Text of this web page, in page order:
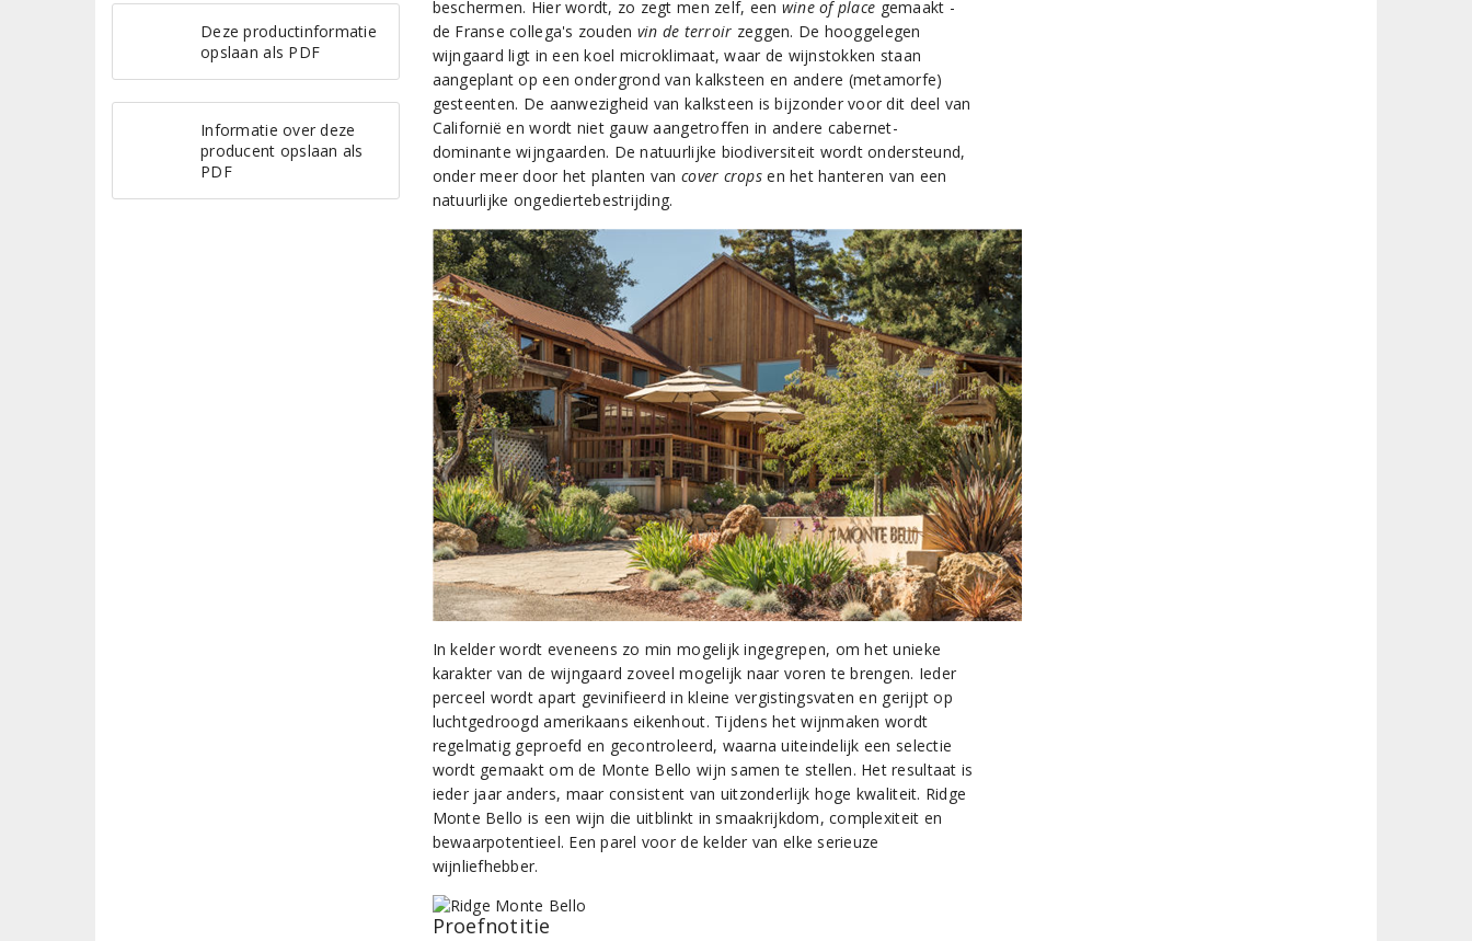
Deze productinformatie
opslaan als PDF
Informatie over deze
producent opslaan als
PDF
beschermen. Hier wordt, zo zegt men zelf, een wine of place gemaakt -
de Franse collega's zouden vin de terroir zeggen. De hooggelegen
wijngaard ligt in een koel microklimaat, waar de wijnstokken staan
aangeplant op een ondergrond van kalksteen en andere (metamorfe)
gesteenten. De aanwezigheid van kalksteen is bijzonder voor dit deel van
Californië en wordt niet gauw aangetroffen in andere cabernet-
dominante wijngaarden. De natuurlijke biodiversiteit wordt ondersteund,
onder meer door het planten vancover cropsen het hanteren van een
natuurlijke ongediertebestrijding.
In kelder wordt eveneens zo min mogelijk ingegrepen, om het unieke
karakter van de wijngaard zoveel mogelijk naar voren te brengen. Ieder
perceel wordt apart gevinifieerd in kleine vergistingsvaten en gerijpt op
luchtgedroogd amerikaans eikenhout. Tijdens het wijnmaken wordt
regelmatig geproefd en gecontroleerd, waarna uiteindelijk een selectie
wordt gemaakt om de Monte Bello wijn samen te stellen. Het resultaat is
ieder jaar anders, maar consistent van uitzonderlijk hoge kwaliteit. Ridge
Monte Bello is een wijn die uitblinkt in smaakrijkdom, complexiteit en
bewaarpotentieel. Een parel voor de kelder van elke serieuze
wijnliefhebber.
Proefnotitie